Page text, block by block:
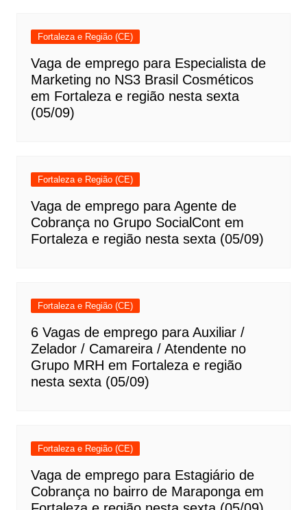
Fortaleza e Região (CE)
Vaga de emprego para Especialista de
Marketing no NS3 Brasil Cosméticos
em Fortaleza e região nesta sexta
(05/09)
Fortaleza e Região (CE)
Vaga de emprego para Agente de
Cobrança no Grupo SocialCont em
Fortaleza e região nesta sexta (05/09)
Fortaleza e Região (CE)
6 Vagas de emprego para Auxiliar /
Zelador / Camareira / Atendente no
Grupo MRH em Fortaleza e região
nesta sexta (05/09)
Fortaleza e Região (CE)
Vaga de emprego para Estagiário de
Cobrança no bairro de Maraponga em